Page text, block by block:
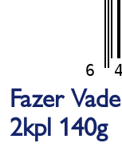
6
Fazer
2kpl 140g